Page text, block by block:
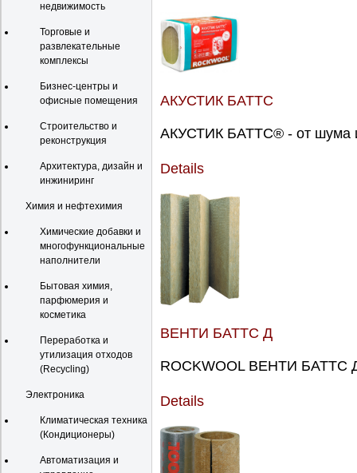
недвижимость
Торговые и
развлекательные
комплексы
Бизнес-центры и
офисные помещения
Строительство и
реконструкция
Архитектура, дизайн и
инжиниринг
Химия и нефтехимия
Химические добавки и
многофункциональные
наполнители
Бытовая химия,
парфюмерия и
косметика
Переработка и
утилизация отходов
(Recycling)
Электроника
Климатическая техника
(Кондиционеры)
Автоматизация и
АКУСТИК БАТТС
АКУСТИК БАТТС® - от шума
Details
ВЕНТИ БАТТС Д
ROCKWOOL ВЕНТИ БАТТС
Details